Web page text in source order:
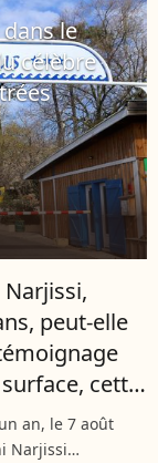
soeur jumelle
le
célèbre
peut-elle
cette
tout vu
an, le 7 août
Narjissi